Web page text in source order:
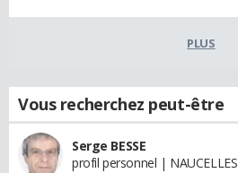
PLUS
Vous recherchez peut-être
Serge BESSE
profil personnel | NAUCELLES